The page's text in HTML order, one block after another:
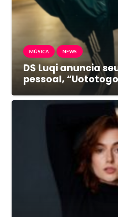
MÚSICA NEWS
D$ Luqi anuncia
pessoal,